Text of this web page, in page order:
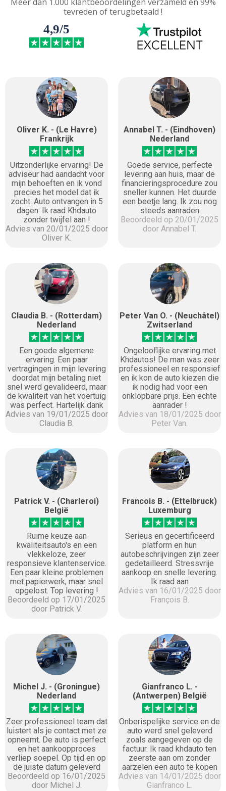
tevreden of terugbetaald !
4,9/5
Oliver K. - (Le Havre)
Frankrijk
Uitzonderlijke ervaring! De
adviseur had aandacht voor
mijn behoeften en ik vond
precies het model dat ik
zocht. Auto ontvangen in 5
dagen. Ik raad Khdauto
zonder twijfel aan !
Advies van 20/01/2025 door
Oliver K.
Annabel T. - (Eindhoven)
Nederland
Goede service, perfecte
levering aan huis, maar de
financieringsprocedure zou
sneller kunnen. Het duurde
een beetje lang. Ik zou nog
steeds aanraden
Beoordeeld op 20/01/2025
door Annabel T.
Claudia B. - (Rotterdam)
Nederland
Een goede algemene
ervaring. Een paar
vertragingen in mijn levering
doordat mijn betaling niet
snel werd gevalideerd, maar
de kwaliteit van het voertuig
was perfect. Hartelijk dank
Advies van 19/01/2025 door
Claudia B.
Peter Van O. - (Neuchâtel)
Zwitserland
Ongelooflijke ervaring met
Khdautos! De man was zeer
professioneel en responsief
en ik kon de auto kiezen die
ik nodig had voor een
onklopbare prijs. Een echte
aanrader !
Advies van 18/01/2025 door
Peter Van.
Patrick V. - (Charleroi)
België
Ruime keuze aan
kwaliteitsauto's en een
vlekkeloze, zeer
responsieve klantenservice.
Een paar kleine problemen
met papierwerk, maar snel
opgelost. Top levering !
Beoordeeld op 17/01/2025
door Patrick V.
Francois B. - (Ettelbruck)
Luxemburg
Serieus en gecertificeerd
platform en hun
autobeschrijvingen zijn zeer
gedetailleerd. Stressvrije
aankoop en snelle levering.
Ik raad aan
Advies van 16/01/2025 door
François B.
Michel J. - (Groningue)
Nederland
Zeer professioneel team dat
luistert als je contact met ze
opneemt. De auto is perfect
en het aankoopproces
verliep soepel. Op tijd en op
de juiste datum geleverd
Beoordeeld op 16/01/2025
door Michel J.
Gianfranco L. -
(Antwerpen) België
Onberispelijke service en de
auto werd snel geleverd
zoals aangegeven op de
factuur. Ik raad khdauto ten
zeerste aan om zonder
aarzelen een auto te kopen
Advies van 14/01/2025 door
Gianfranco L.